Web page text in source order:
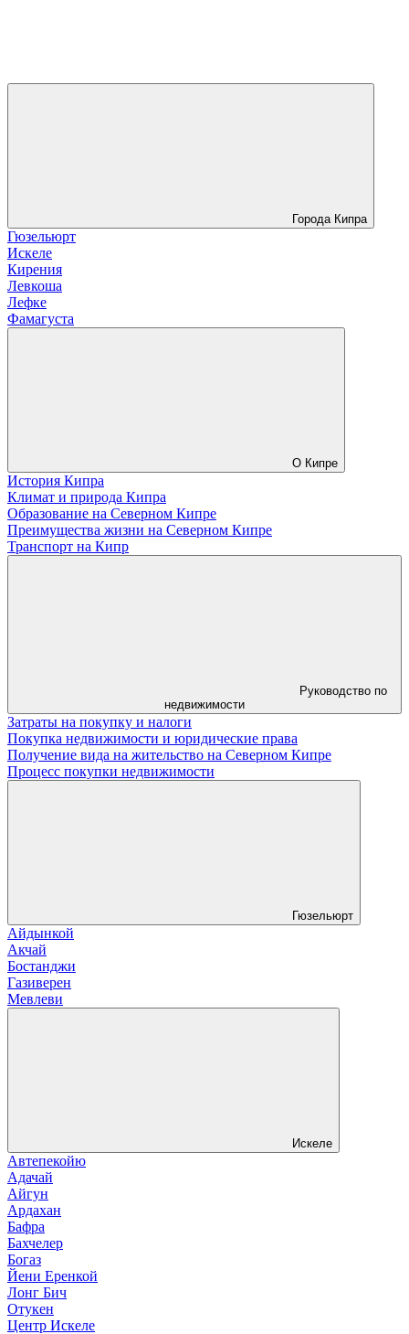
Города Кипра
Гюзельюрт
Искеле
Кирения
Левкоша
Лефке
Фамагуста
О Кипре
История Кипра
Климат и природа Кипра
Образование на Северном Кипре
Преимущества жизни на Северном Кипре
Транспорт на Кипр
Руководство по
недвижимости
Затраты на покупку и налоги
Покупка недвижимости и юридические права
Получение вида на жительство на Северном Кипре
Процесс покупки недвижимости
Гюзельюрт
Айдынкой
Акчай
Бостанджи
Газиверен
Мевлеви
Искеле
Автепекойю
Адачай
Айгун
Ардахан
Бафра
Бахчелер
Богаз
Йени Еренкой
Лонг Бич
Отукен
Центр Искеле